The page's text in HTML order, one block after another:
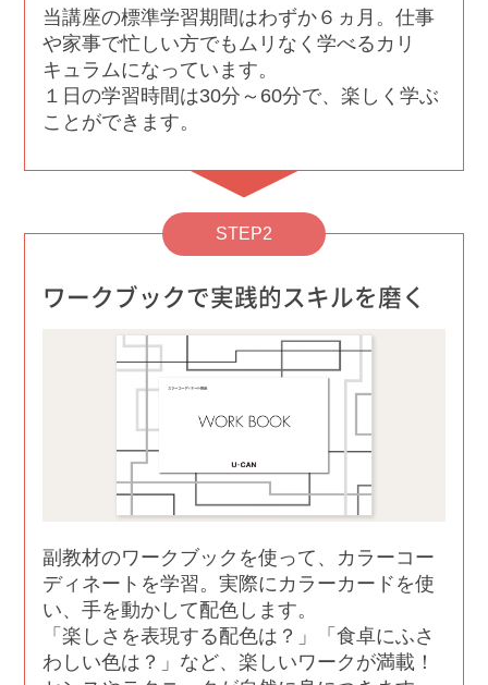
当講座の標準学習期間はわずか６ヵ月。仕事
や家事で忙しい方でもムリなく学べるカリ
キュラムになっています。
１日の学習時間は30分～60分で、楽しく学ぶ
ことができます。
STEP2
ワークブックで実践的スキルを磨く
副教材のワークブックを使って、カラーコー
ディネートを学習。実際にカラーカードを使
い、手を動かして配色します。
「楽しさを表現する配色は？」「食卓にふさ
わしい色は？」など、楽しいワークが満載！